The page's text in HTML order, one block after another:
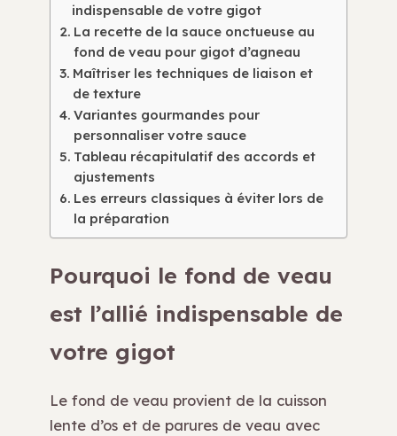
indispensable de votre gigot
La recette de la sauce onctueuse au
fond de veau pour gigot d’agneau
Maîtriser les techniques de liaison et
de texture
Variantes gourmandes pour
personnaliser votre sauce
Tableau récapitulatif des accords et
ajustements
Les erreurs classiques à éviter lors de
la préparation
Pourquoi le fond de veau
est l’allié indispensable de
votre gigot
Le fond de veau provient de la cuisson
lente d’os et de parures de veau avec